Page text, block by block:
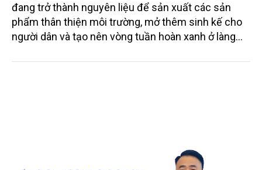
đang trở thành nguyên liệu để sản xuất các sản
phẩm thân thiện môi trường, mở thêm sinh kế cho
người dân và tạo nên vòng tuần hoàn xanh ở làng
chén, dĩa... từ mo cau đã được thị trường trong nước